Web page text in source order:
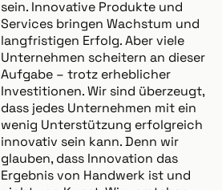
sein. Innovative Produkte und
Services bringen Wachstum und
langfristigen Erfolg. Aber viele
Unternehmen scheitern an dieser
Aufgabe – trotz erheblicher
Investitionen. Wir sind überzeugt,
dass jedes Unternehmen mit ein
wenig Unterstützung erfolgreich
innovativ sein kann. Denn wir
glauben, dass Innovation das
Ergebnis von Handwerk ist und